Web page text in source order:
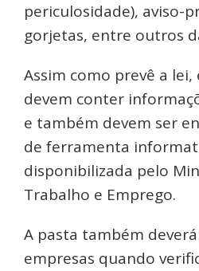
periculosidade), aviso-
gorjetas, entre outros
Assim como prevê a lei,
devem conter
e também devem ser
de ferramenta
disponibilizada pelo
Trabalho e Emprego.
A pasta também
empresas quando